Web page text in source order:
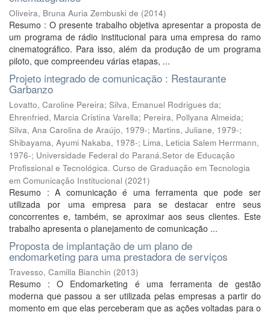
Oliveira, Bruna Auria Zembuski de (2014)
Resumo : O presente trabalho objetiva apresentar a proposta de
um programa de rádio institucional para uma empresa do ramo
cinematográfico. Para isso, além da produção de um programa
piloto, que compreendeu várias etapas, ...
Projeto integrado de comunicação : Restaurante
Garbanzo
Lovatto, Caroline Pereira; Silva, Emanuel Rodrigues da;
Ehrenfried, Marcia Cristina Varella; Pereira, Pollyana Almeida;
Silva, Ana Carolina de Araújo, 1979-; Martins, Juliane, 1979-;
Shibayama, Ayumi Nakaba, 1978-; Lima, Leticia Salem Herrmann,
1976-; Universidade Federal do Paraná.Setor de Educação
Profissional e Tecnológica. Curso de Graduação em Tecnologia
em Comunicação Institucional (2021)
Resumo : A comunicação é uma ferramenta que pode ser
utilizada por uma empresa para se destacar entre seus
concorrentes e, também, se aproximar aos seus clientes. Este
trabalho apresenta o planejamento de comunicação ...
Proposta de implantação de um plano de
endomarketing para uma prestadora de serviços
Travesso, Camilla Bianchin (2013)
Resumo : O Endomarketing é uma ferramenta de gestão
moderna que passou a ser utilizada pelas empresas a partir do
momento em que elas perceberam que as ações voltadas para o